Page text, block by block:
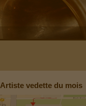
Artiste vedette du mois